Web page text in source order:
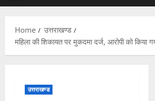
Home
उत्तराखण्ड
महिला की शिकायत पर मुकदमा दर्ज, आरोपी को किया
उत्तराखण्ड